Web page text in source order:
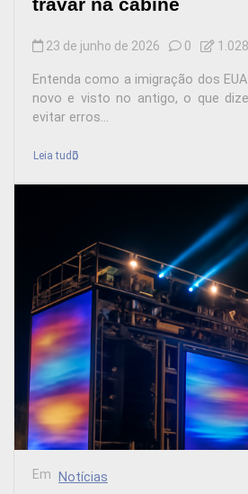
23 de junho de 2026 0
Entenda como a imigração dos
novo e visto no antigo, o que
evitar erros...
Leia tudo
Em Notícias